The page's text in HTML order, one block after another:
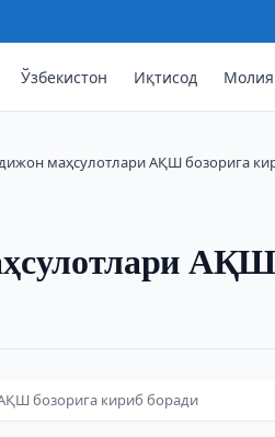
Ўзбекистон Иқтисод Молия
маҳсулотлари АҚШ бозорига
АҚШ
бозорига кириб боради